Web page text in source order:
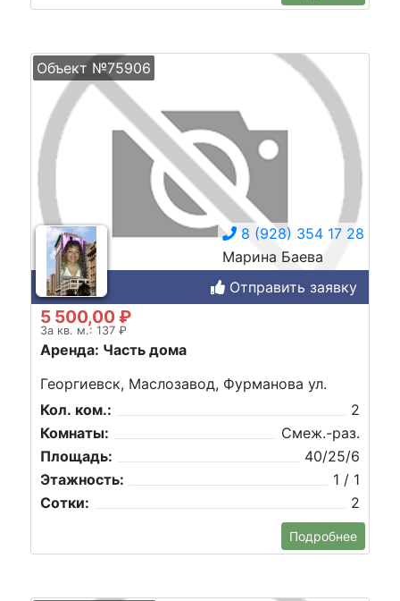
Объект №75906
8 (928) 354 17 28
Марина Баева
Отправить заявку
5 500,00 ₽
За кв. м.: 137 ₽
Аренда: Часть дома
Георгиевск, Маслозавод, Фурманова ул.
Кол. ком.:
2
Комнаты:
Смеж.-раз.
Площадь:
40/25/6
Этажность:
1 / 1
Сотки:
2
Подробнее